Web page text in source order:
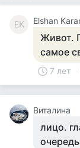
EK Elshan
Живот.
самое
7 лет
Виталина
лицо.
очередь